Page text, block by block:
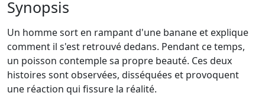
Synopsis
Un homme sort en rampant d'une banane et explique
comment il s'est retrouvé dedans. Pendant ce temps,
un poisson contemple sa propre beauté. Ces deux
histoires sont observées, disséquées et provoquent
une réaction qui fissure la réalité.